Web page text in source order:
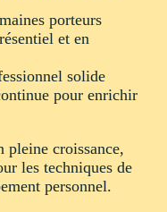
porteurs
et en
solide
pour enrichir
pleine croissance,
les techniques de
personnel.